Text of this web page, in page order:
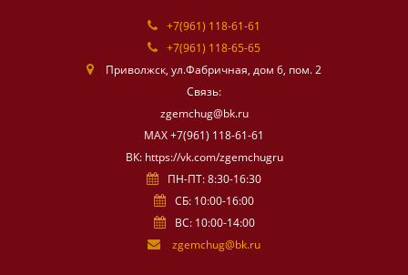
+7(961) 118-61-61
+7(961) 118-65-65
Приволжск, ул.Фабричная, дом 6, пом. 2
Связь:
zgemchug@bk.ru
МАХ +7(961) 118-61-61
ВК: https://vk.com/zgemchugru
ПН-ПТ: 8:30-16:30
СБ: 10:00-16:00
ВС: 10:00-14:00
zgemchug@bk.ru